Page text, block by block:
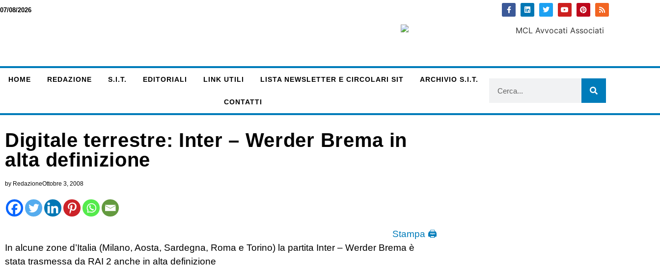
07/08/2026
HOME REDAZIONE S.I.T. EDITORIALI LINK UTILI LISTA NEWSLETTER E CIRCOLARI SIT ARCHIVIO S.I.T.
CONTATTI
Digitale terrestre: Inter – Werder Brema in
alta definizione
by RedazioneOttobre 3, 2008
Stampa 🖨
In alcune zone d’Italia (Milano, Aosta, Sardegna, Roma e Torino) la partita Inter – Werder Brema è
stata trasmessa da RAI 2 anche in alta definizione